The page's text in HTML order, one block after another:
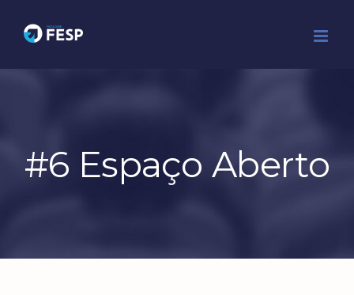
para
conteúdo
#6 Espaço Aberto